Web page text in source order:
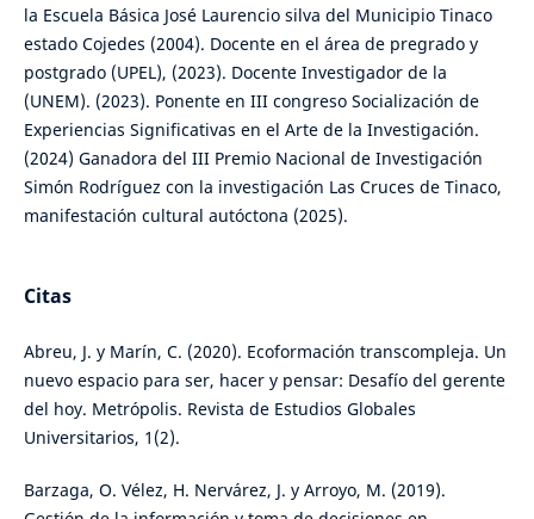
la Escuela Básica José Laurencio silva del Municipio Tinaco
estado Cojedes (2004). Docente en el área de pregrado y
postgrado (UPEL), (2023). Docente Investigador de la
(UNEM). (2023). Ponente en III congreso Socialización de
Experiencias Significativas en el Arte de la Investigación.
(2024) Ganadora del III Premio Nacional de Investigación
Simón Rodríguez con la investigación Las Cruces de Tinaco,
manifestación cultural autóctona (2025).
Citas
Abreu, J. y Marín, C. (2020). Ecoformación transcompleja. Un
nuevo espacio para ser, hacer y pensar: Desafío del gerente
del hoy. Metrópolis. Revista de Estudios Globales
Universitarios, 1(2).
Barzaga, O. Vélez, H. Nervárez, J. y Arroyo, M. (2019).